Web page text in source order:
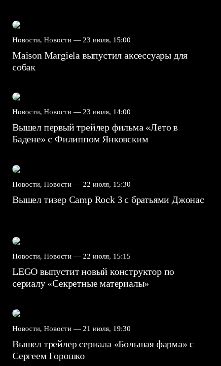
Новости, Новости — 23 июля, 15:00
Maison Margiela выпустил аксессуары для
собак
Новости, Новости — 23 июля, 14:00
Вышел первый трейлер фильма «Лето в
Бадене» с Филиппом Янковским
Новости, Новости — 22 июля, 15:30
Вышел тизер Camp Rock 3 с братьями Джонас
Новости, Новости — 22 июля, 15:15
LEGO выпустит новый конструктор по
сериалу «Секретные материалы»
Новости, Новости — 21 июля, 19:30
Вышел трейлер сериала «Большая фарма» с
Сергеем Горошко